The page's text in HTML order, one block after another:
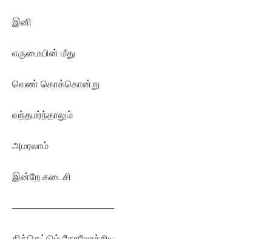
இனி
எருமையின் மீது
வெண் கொக்கொன்று
வந்தமர்ந்தாலும்
அமரலாம்
இன்றே கடைசி
——————————–